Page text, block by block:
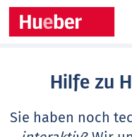
Hilfe zu
Sie haben noch